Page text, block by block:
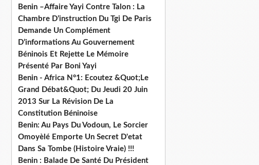
Benin –Affaire Yayi Contre Talon : La
Chambre D’instruction Du Tgi De Paris
Demande Un Complément
D’informations Au Gouvernement
Béninois Et Rejette Le Mémoire
Présenté Par Boni Yayi
Benin - Africa N°1: Ecoutez &Quot;Le
Grand Débat&Quot; Du Jeudi 20 Juin
2013 Sur La Révision De La
Constitution Béninoise
Benin: Au Pays Du Vodoun, Le Sorcier
Omoyèlé Emporte Un Secret D'etat
Dans Sa Tombe (Histoire Vraie) !!!
Benin : Balade De Santé Du Président